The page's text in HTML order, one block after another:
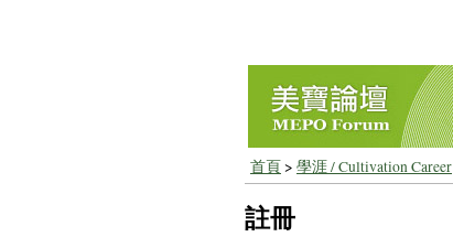
首頁> 學涯 / Cultivation Career
註冊